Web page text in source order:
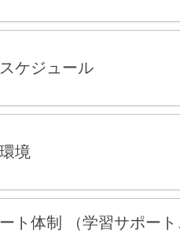
ケジュール
境
ト体制 （学習サポート